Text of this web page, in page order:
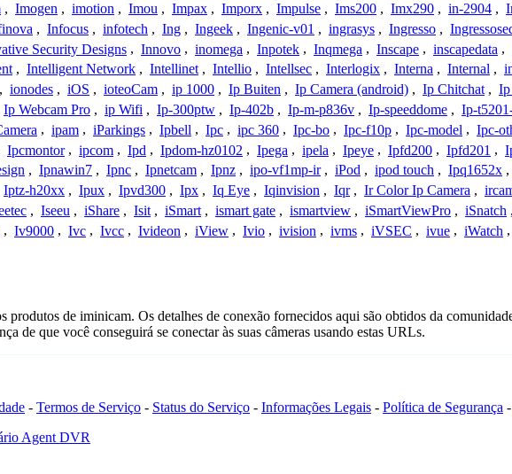
, Imogen , imotion , Imou , Impax , Imporx , Impulse , Ims200 , Imx290 , in-2904 ,
, Infocus , infotech , Ing , Ingeek , Ingenic-v01 , ingrasys , Ingresso ,
Security Designs , Innovo , inomega , Inpotek , Inqmega , Inscape , inscapedata ,
, Intelligent Network , Intellinet , Intellio , Intellsec , Interlogix , Interna , Internal ,
, ionodes , iOS , ioteoCam , ip 1000 , Ip Buiten , Ip Camera (android) , Ip Chitchat , Ip
Ip Webcam Pro , ip Wifi , Ip-300ptw , Ip-402b , Ip-m-p836v , Ip-speeddome , Ip-
, ipam , iParkings , Ipbell , Ipc , ipc 360 , Ipc-bo , Ipc-f10p , Ipc-model , Ipc-
Ipcmontor , ipcom , Ipd , Ipdom-hz0102 , Ipega , ipela , Ipeye , Ipfd200 , Ipfd201 ,
, Ipnawin7 , Ipnc , Ipnetcam , Ipnz , ipo-vf1mp-ir , iPod , ipod touch , Ipq1652x ,
Iptz-h20xx , Ipux , Ipvd300 , Ipx , Iq Eye , Iqinvision , Iqr , Ir Color Ip Camera ,
, Iseeu , iShare , Isit , iSmart , ismart gate , ismartview , iSmartViewPro , iSnatch ,
, Iv9000 , Ivc , Ivcc , Ivideon , iView , Ivio , ivision , ivms , iVSEC , ivue , iWatch ,
de iminicam. Os detalhes de conexão fornecidos aqui são obtidos da
de que você conseguirá se conectar às suas câmeras usando estas URLs.
- Termos de Serviço - Status do Serviço - Informações Legais - Política de Segurança -
Agent DVR